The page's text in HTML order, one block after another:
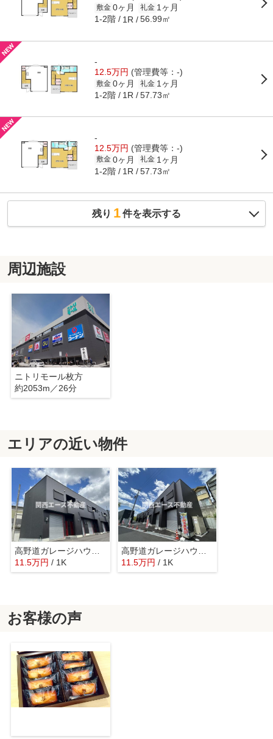
敷金 0ヶ月 礼金 1ヶ月
1-2階 1R 56.99㎡
-
12.5万円 (管理費等：-)
敷金 0ヶ月 礼金 1ヶ月
1-2階 1R 57.73㎡
-
12.5万円 (管理費等：-)
敷金 0ヶ月 礼金 1ヶ月
1-2階 1R 57.73㎡
残り 1件を表示する
周辺施設
ニトリモール枚方
約2053m／26分
エリアの近い物件
11.5万円 / 1K
11.5万円 / 1K
お客様の声